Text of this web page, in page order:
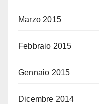
Marzo 2015
Febbraio 2015
Gennaio 2015
Dicembre 2014